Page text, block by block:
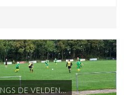
DE VELDEN…